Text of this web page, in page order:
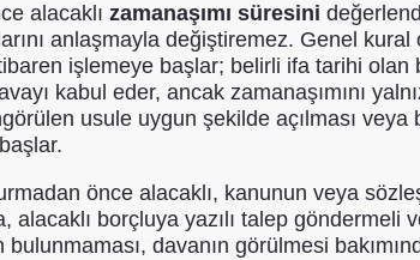
alacaklızamanaşımı süresini
anlaşmayla değiştiremez. Genel
işlemeye başlar; belirli ifa tarihi
kabul eder, ancak zamanaşımını
usule uygun şekilde açılması
önce alacaklı, kanunun veya
alacaklı borçluya yazılı talep
bulunmaması, davanın görülmesi